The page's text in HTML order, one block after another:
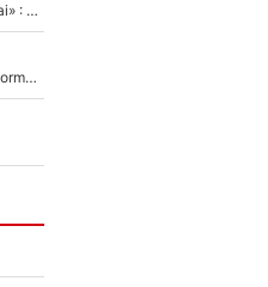
Mercato - OM - «Dès que je prends un club, je t’appellerai» : La promesse de Marcelino au moment de claquer la porte
Victime de racisme contre Murray, Kyrgios pousse un énorme coup de gueule !